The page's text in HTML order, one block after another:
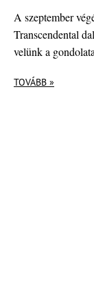
A szeptember
Transcendental
velünk a
TOVÁBB »